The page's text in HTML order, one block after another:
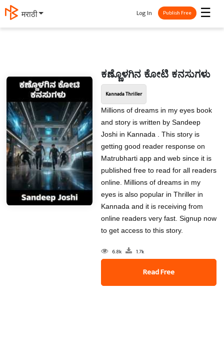
मराठी ☰
Log In Publish Free
ಕಣ್ಣೊಳಗಿನ ಕೋಟಿ ಕನಸುಗಳು
Kannada Thriller
Millions of dreams in my eyes book
and story is written by Sandeep
Joshi in Kannada . This story is
getting good reader response on
Matrubharti app and web since it is
published free to read for all readers
online. Millions of dreams in my
eyes is also popular in Thriller in
Kannada and it is receiving from
online readers very fast. Signup now
to get access to this story.
6.8k 1.7k
Read Free